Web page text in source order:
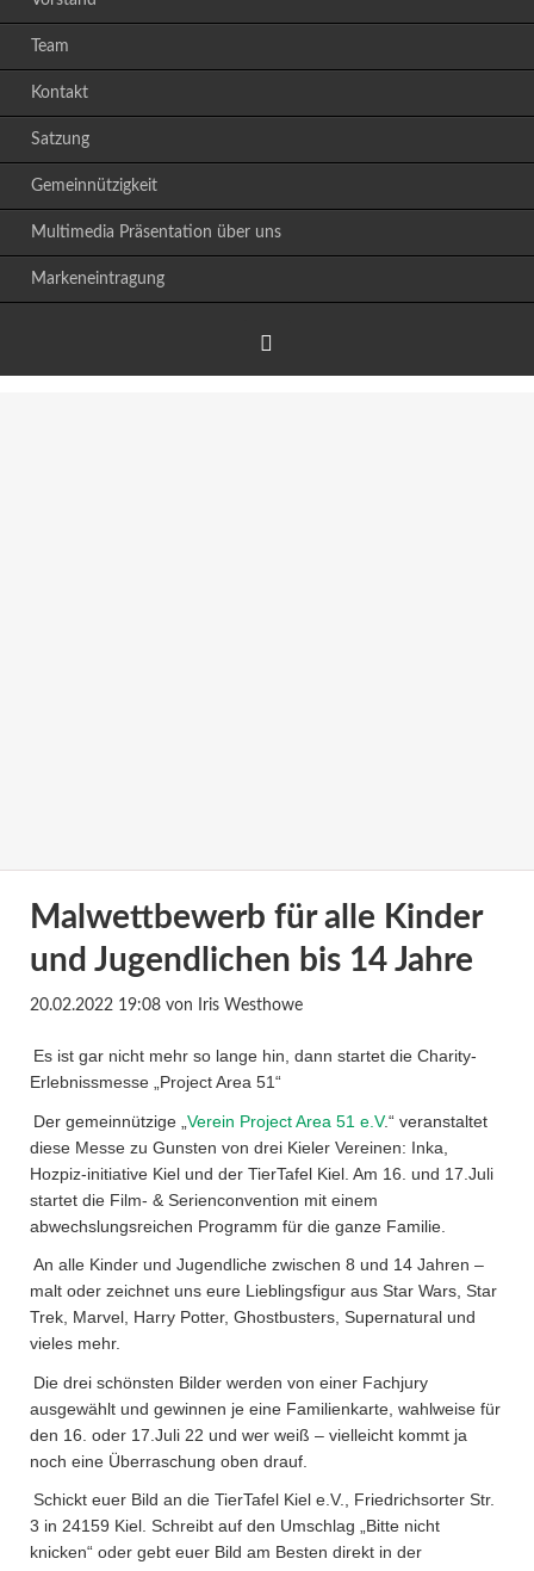
Team
Kontakt
Satzung
Gemeinnützigkeit
Multimedia Präsentation über uns
Markeneintragung
Malwettbewerb für alle Kinder
und Jugendlichen bis 14 Jahre
20.02.2022 19:08von Iris Westhowe
Es ist gar nicht mehr so lange hin, dann startet die Charity-
Erlebnissmesse „Project Area 51“
Der gemeinnützige „ Verein Project Area 51 e.V.“ veranstaltet
diese Messe zu Gunsten von drei Kieler Vereinen: Inka,
Hozpiz-initiative Kiel und der TierTafel Kiel. Am 16. und 17.Juli
startet die Film- & Serienconvention mit einem
abwechslungsreichen Programm für die ganze Familie.
An alle Kinder und Jugendliche zwischen 8 und 14 Jahren –
malt oder zeichnet uns eure Lieblingsfigur aus Star Wars, Star
Trek, Marvel, Harry Potter, Ghostbusters, Supernatural und
vieles mehr.
Die drei schönsten Bilder werden von einer Fachjury
ausgewählt und gewinnen je eine Familienkarte, wahlweise für
den 16. oder 17.Juli 22 und wer weiß – vielleicht kommt ja
noch eine Überraschung oben drauf.
Schickt euer Bild an die TierTafel Kiel e.V., Friedrichsorter Str.
3 in 24159 Kiel. Schreibt auf den Umschlag „Bitte nicht
knicken“ oder gebt euer Bild am Besten direkt in der